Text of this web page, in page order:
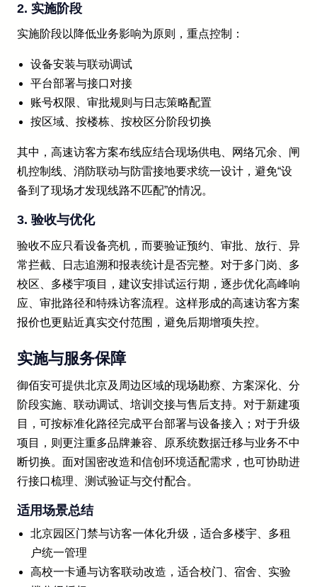
2. 实施阶段
实施阶段以降低业务影响为原则，重点控制：
设备安装与联动调试
平台部署与接口对接
账号权限、审批规则与日志策略配置
按区域、按楼栋、按校区分阶段切换
其中，高速访客方案布线应结合现场供电、网络冗余、闸
机控制线、消防联动与防雷接地要求统一设计，避免“设
备到了现场才发现线路不匹配”的情况。
3. 验收与优化
验收不应只看设备亮机，而要验证预约、审批、放行、异
常拦截、日志追溯和报表统计是否完整。对于多门岗、多
校区、多楼宇项目，建议安排试运行期，逐步优化高峰响
应、审批路径和特殊访客流程。这样形成的高速访客方案
报价也更贴近真实交付范围，避免后期增项失控。
实施与服务保障
御佰安可提供北京及周边区域的现场勘察、方案深化、分
阶段实施、联动调试、培训交接与售后支持。对于新建项
目，可按标准化路径完成平台部署与设备接入；对于升级
项目，则更注重多品牌兼容、原系统数据迁移与业务不中
断切换。面对国密改造和信创环境适配需求，也可协助进
行接口梳理、测试验证与交付配合。
适用场景总结
北京园区门禁与访客一体化升级，适合多楼宇、多租
户统一管理
高校一卡通与访客联动改造，适合校门、宿舍、实验